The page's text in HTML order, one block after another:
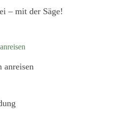
– mit der Säge!
anreisen